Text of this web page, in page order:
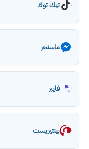
تيك توك
ماسنجر
فايبر
بينتيريست